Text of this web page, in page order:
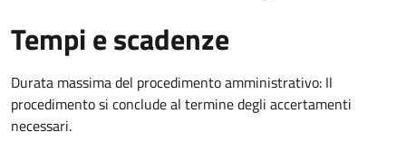
Tempi e scadenze
Durata massima del procedimento amministrativo: Il
procedimento si conclude al termine degli accertamenti
necessari.